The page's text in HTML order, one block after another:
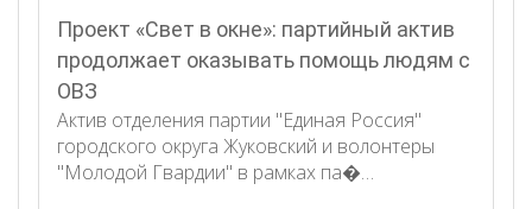
Проект «Свет в окне»: партийный актив
продолжает оказывать помощь людям с
ОВЗ
Актив отделения партии "Единая Россия"
городского округа Жуковский и волонтеры
"Молодой Гвардии" в рамках па�…